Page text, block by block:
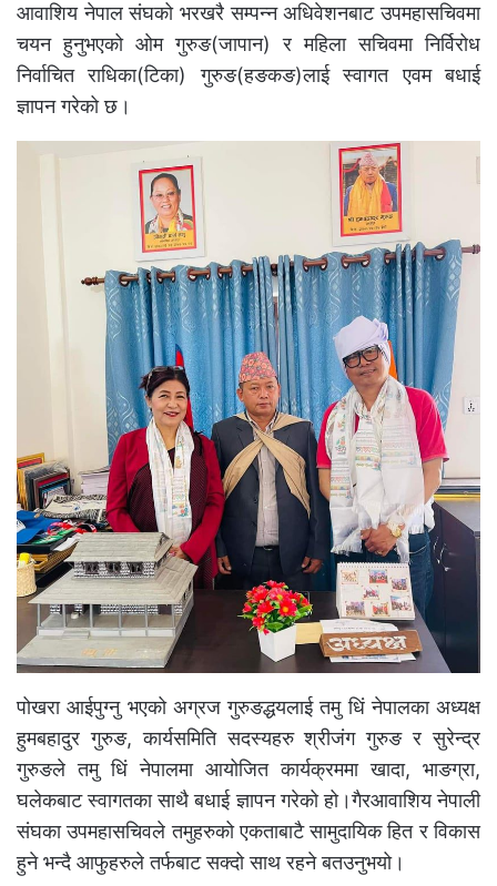
आवाशिय नेपाल संघको भरखरै सम्पन्न अधिवेशनबाट उपमहासचिवमा
चयन हुनुभएको ओम गुरुङ(जापान) र महिला सचिवमा निर्विरोध
निर्वाचित राधिका(टिका) गुरुङ(हङकङ)लाई स्वागत एवम बधाई
ज्ञापन गरेको छ।
पोखरा आईपुग्नु भएको अग्रज गुरुङद्धयलाई तमु धिं नेपालका अध्यक्ष
हुमबहादुर गुरुङ, कार्यसमिति सदस्यहरु श्रीजंग गुरुङ र सुरेन्द्र
गुरुङले तमु धिं नेपालमा आयोजित कार्यक्रममा खादा, भाङग्रा,
घलेकबाट स्वागतका साथै बधाई ज्ञापन गरेको हो।गैरआवाशिय नेपाली
संघका उपमहासचिवले तमुहरुको एकताबाटै सामुदायिक हित र विकास
हुने भन्दै आफुहरुले तर्फबाट सक्दो साथ रहने बतउनुभयो।